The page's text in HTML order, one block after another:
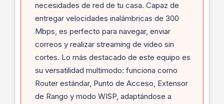
necesidades de red de tu casa. Capaz de
entregar velocidades inalámbricas de 300
Mbps, es perfecto para navegar, enviar
correos y realizar streaming de video sin
cortes. Lo más destacado de este equipo es
su versatilidad multimodo: funciona como
Router estándar, Punto de Acceso, Extensor
de Rango y modo WISP, adaptándose a